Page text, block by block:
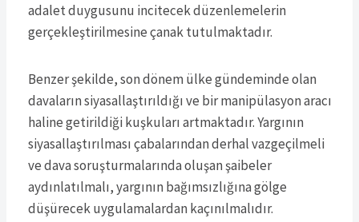
adalet duygusunu incitecek düzenlemelerin
gerçekleştirilmesine çanak tutulmaktadır.
Benzer şekilde, son dönem ülke gündeminde olan
davaların siyasallaştırıldığı ve bir manipülasyon aracı
haline getirildiği kuşkuları artmaktadır. Yargının
siyasallaştırılması çabalarından derhal vazgeçilmeli
ve dava soruşturmalarında oluşan şaibeler
aydınlatılmalı, yargının bağımsızlığına gölge
düşürecek uygulamalardan kaçınılmalıdır.